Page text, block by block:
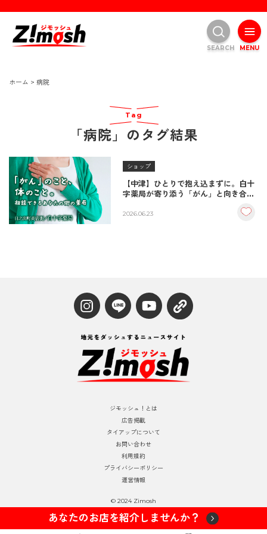
ホーム > 病院
Tag
「病院」のタグ結果
ショップ
【中津】ひとりで抱え込まずに。白十
字薬局が寄り添う「がん」と向き合う
2026.06.23
ジモッシュ！とは
広告掲載
タイアップについて
お問い合わせ
利用規約
プライバシーポリシー
運営情報
© 2024 Zimosh
あなたのお店を紹介しませんか？
MENU
SEARCH